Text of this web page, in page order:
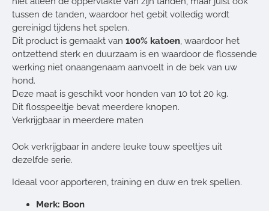
tussen de tanden, waardoor het gebit volledig wordt
gereinigd tijdens het spelen.
Dit product is gemaakt van 100% katoen, waardoor het
ontzettend sterk en duurzaam is en waardoor de flossende
werking niet onaangenaam aanvoelt in de bek van uw
hond.
Deze maat is geschikt voor honden van 10 tot 20 kg.
Dit flosspeeltje bevat meerdere knopen.
Verkrijgbaar in meerdere maten
Ook verkrijgbaar in andere leuke touw speeltjes uit
dezelfde serie.
Ideaal voor apporteren, training en duw en trek spellen.
Merk: Boon